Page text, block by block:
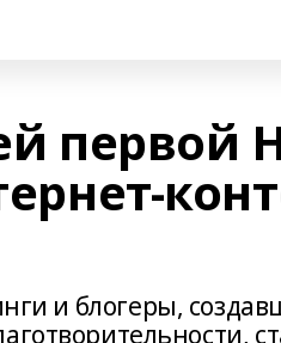
первой
и блогеры,